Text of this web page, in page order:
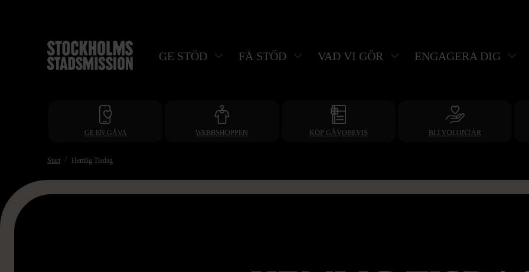
huvudinnehåll
GE STÖD FÅ STÖD VAD VI GÖR ENGAGERA DIG
GE EN GÅVA WEBBSHOPPEN KÖP GÅVOBEVIS BLI VOLONTÄR
Start Hemlig Tisdag